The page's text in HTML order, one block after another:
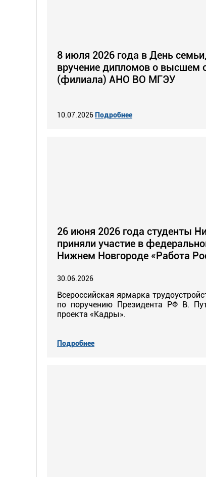
8 июля 2026 года в День
вручение дипломов о высшем
(филиала) АНО ВО МГЭУ
10.07.2026 Подробнее
26 июня 2026 года студенты
приняли участие в
Нижнем Новгороде «Работа
30.06.2026
Всероссийская ярмарка
по поручению Президента РФ В.
проекта «Кадры».
Подробнее